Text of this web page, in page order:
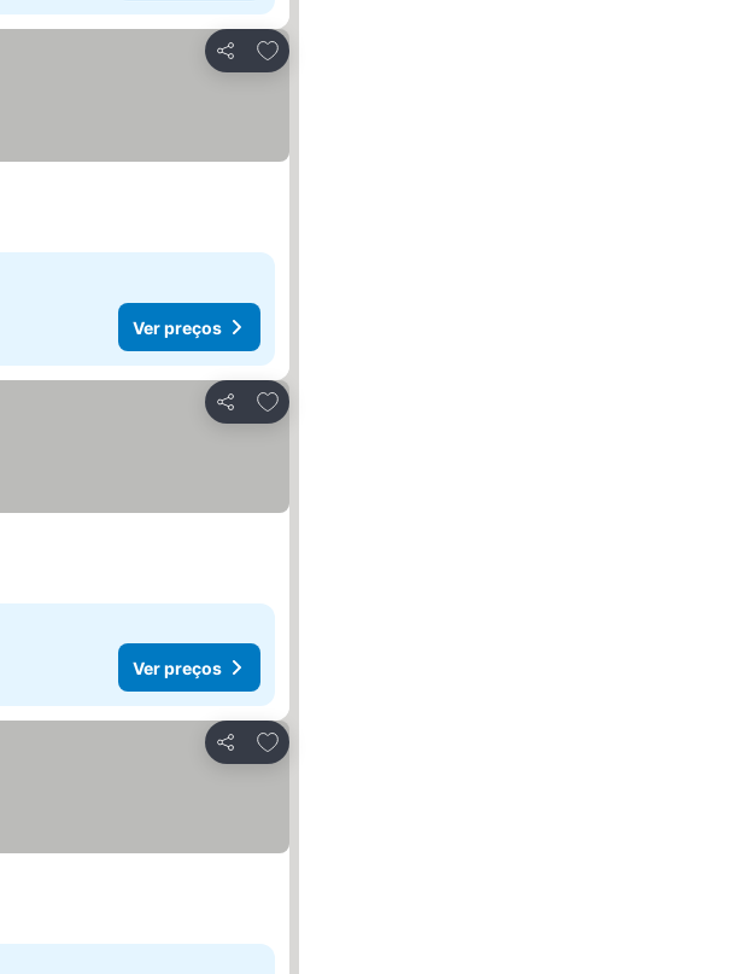
Partilhar
Adicionar aos favoritos
Ver preços
Partilhar
Adicionar aos favoritos
Ver preços
Partilhar
Adicionar aos favoritos